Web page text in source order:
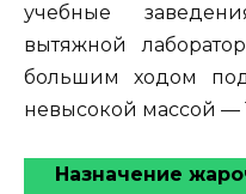
учебные
вытяжной
большим ходом
невысокой массой —
Назначение